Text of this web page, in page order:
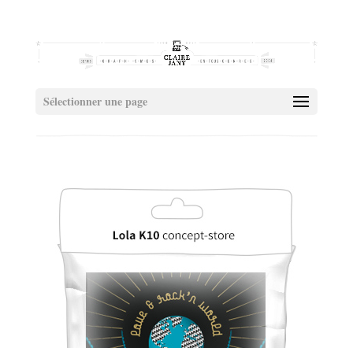
Sélectionner une page